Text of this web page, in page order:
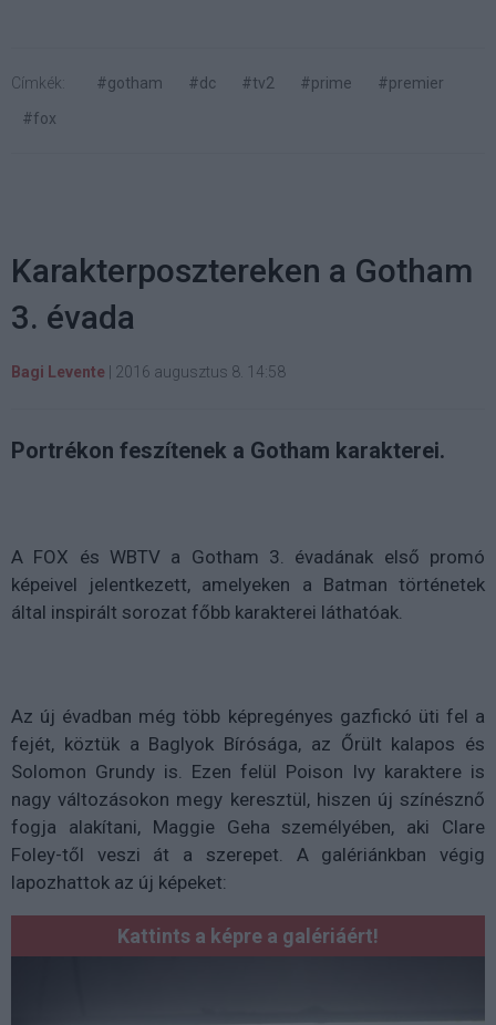
Címkék: #gotham #dc #tv2 #prime
#premier
#fox
Karakterposztereken a Gotham
3. évada
Bagi Levente 2016 augusztus 8. 14:58
Portrékon feszítenek a Gotham karakterei.
A FOX és WBTV a Gotham 3. évadának első promó
képeivel jelentkezett, amelyeken a Batman történetek
által inspirált sorozat főbb karakterei láthatóak.
Az új évadban még több képregényes gazfickó üti fel a
fejét, köztük a Baglyok Bírósága, az Őrült kalapos és
Solomon Grundy is. Ezen felül Poison Ivy karaktere is
nagy változásokon megy keresztül, hiszen új színésznő
fogja alakítani, Maggie Geha személyében, aki Clare
Foley-től veszi át a szerepet. A galériánkban végig
lapozhattok az új képeket:
Kattints a képre a galériáért!